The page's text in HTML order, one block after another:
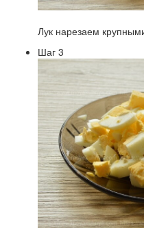
Лук нарезаем
Шаг 3